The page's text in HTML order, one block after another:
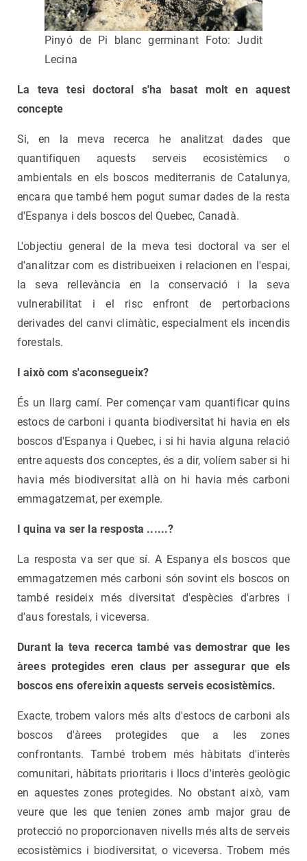
Pinyó de Pi blanc germinant Foto: Judit
Lecina
La teva tesi doctoral s'ha basat molt en aquest
concepte
Si, en la meva recerca he analitzat dades que
quantifiquen aquests serveis ecosistèmics o
ambientals en els boscos mediterranis de Catalunya,
encara que també hem pogut sumar dades de la resta
d'Espanya i dels boscos del Quebec, Canadà.
L'objectiu general de la meva tesi doctoral va ser el
d'analitzar com es distribueixen i relacionen en l'espai,
la seva rellevància en la conservació i la seva
vulnerabilitat i el risc enfront de pertorbacions
derivades del canvi climàtic, especialment els incendis
forestals.
I això com s'aconsegueix?
És un llarg camí. Per començar vam quantificar quins
estocs de carboni i quanta biodiversitat hi havia en els
boscos d'Espanya i Quebec, i si hi havia alguna relació
entre aquests dos conceptes, és a dir, volíem saber si hi
havia més biodiversitat allà on hi havia més carboni
emmagatzemat, per exemple.
I quina va ser la resposta ......?
La resposta va ser que sí. A Espanya els boscos que
emmagatzemen més carboni són sovint els boscos on
també resideix més diversitat d'espècies d'arbres i
d'aus forestals, i viceversa.
Durant la teva recerca també vas demostrar que les
àrees protegides eren claus per assegurar que els
boscos ens ofereixin aquests serveis ecosistèmics.
Exacte, trobem valors més alts d'estocs de carboni als
boscos d'àrees protegides que a les zones
confrontants. També trobem més hàbitats d'interès
comunitari, hàbitats prioritaris i llocs d'interès geològic
en aquestes zones protegides. No obstant això, vam
veure que les que tenien zones amb major grau de
protecció no proporcionaven nivells més alts de serveis
ecosistèmics i biodiversitat, o viceversa. Trobem més